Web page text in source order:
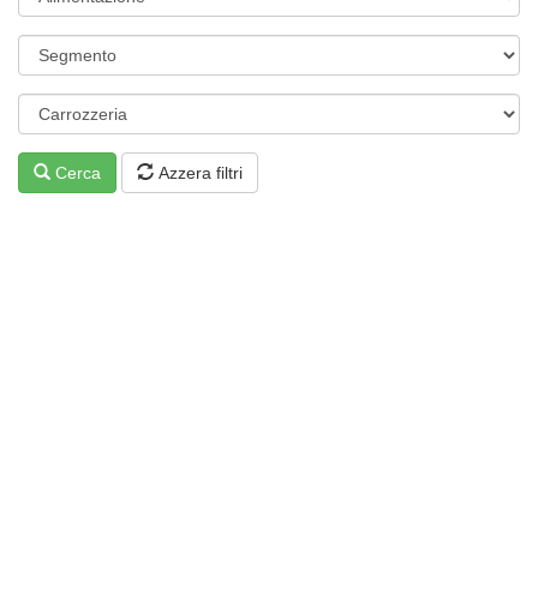
Cerca Azzera filtri